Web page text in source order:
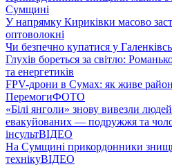
Сумщині
У напрямку Кириківки масово
оптоволокні
Чи безпечно купатися у
Глухів бореться за світло:
та енергетиків
FPV-дрони в Сумах: як живе
ПеремогиФОТО
«Білі янголи» знову вивезли
евакуйованих — подружжя та
інсультВІДЕО
На Сумщині прикордонники
технікуВІДЕО